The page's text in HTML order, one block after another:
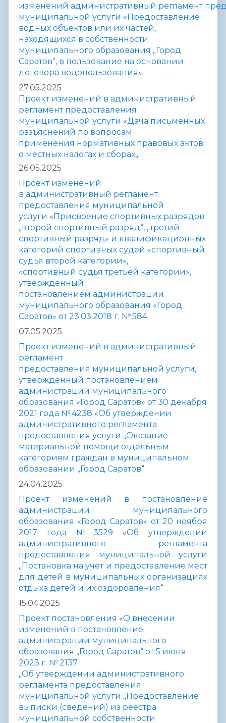
изменений административный регламент
муниципальной услуги «Предоставление
водных объектов или их частей,
находящихся в собственности
муниципального образования „Город
Саратов“, в пользование на основании
договора водопользования»
27.05.2025
Проект изменений в административный
регламент предоставления
муниципальной услуги «Дача письменных
разъяснений по вопросам
применения нормативных правовых актов
о местных налогах и сборах„
26.05.2025
Проект изменений
в административный регламент
предоставления муниципальной
услуги «Присвоение спортивных разрядов
„второй спортивный разряд“, „третий
спортивный разряд» и квалификационных
категорий спортивных судей «спортивный
судья второй категории»,
«спортивный судья третьей категории»,
утвержденный
постановлением администрации
муниципального образования «Город
Саратов» от23.03.2018 г. № 584
07.05.2025
Проект изменений в административный
регламент
предоставления муниципальной услуги,
утвержденный постановлением
администрации муниципального
образования «Город Саратов» от 30 декабря
2021 года № 4238 «Об утверждении
административного регламента
предоставления услуги „Оказание
материальной помощи отдельным
категориям граждан в муниципальном
образовании „Город Саратов“
24.04.2025
Проект изменений в постановление
администрации муниципального
образования «Город Саратов» от 20 ноября
2017 года № 3529 «Об утверждении
административного регламента
предоставления муниципальной услуги
„Постановка на учет и предоставление мест
для детей в муниципальных организациях
отдыха детей и их оздоровления“
15.04.2025
Проект постановления «О внесении
изменений в постановление
администрации муниципального
образования „Город Саратов“ от 5 июня
2023 г. № 2137
„Об утверждении административного
регламента предоставления
муниципальной услуги „Предоставление
выписки (сведений) из реестра
муниципальной собственности